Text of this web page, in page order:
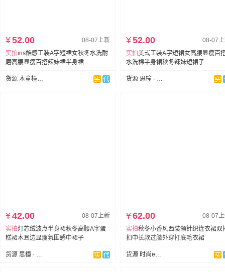
08-07上新
¥52.00
实拍ins酷感工装A字短裙女秋冬水洗耐
磨高腰显瘦百搭辣妹裙半身裙
货源 木童橦-实拍店
08-07
¥52.00
实拍美式工装A字短裙女高腰显瘦百
水洗棉半身裙秋冬辣妹短裙子
货源 思橦 · studio
08-07上新
¥42.00
实拍灯芯绒波点半身裙秋冬高腰A字蛋
糕裙木耳边显瘦氛围感中裙子
货源 思橦 · studio
08-07
¥62.00
实拍秋冬小香风西装领针织连衣裙双
扣中长款过膝外穿打底毛衣裙
货源 时尚e典夜店装